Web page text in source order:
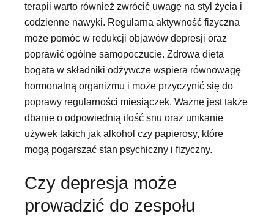
terapii warto również zwrócić uwagę na styl życia i
codzienne nawyki. Regularna aktywność fizyczna
może pomóc w redukcji objawów depresji oraz
poprawić ogólne samopoczucie. Zdrowa dieta
bogata w składniki odżywcze wspiera równowagę
hormonalną organizmu i może przyczynić się do
poprawy regularności miesiączek. Ważne jest także
dbanie o odpowiednią ilość snu oraz unikanie
używek takich jak alkohol czy papierosy, które
mogą pogarszać stan psychiczny i fizyczny.
Czy depresja może
prowadzić do zespołu